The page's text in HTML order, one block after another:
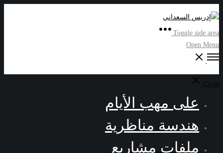
Toggle side area
Open Menu
Close
على مهب الأيام
هندسة مناظرية
ملفات مشاريع